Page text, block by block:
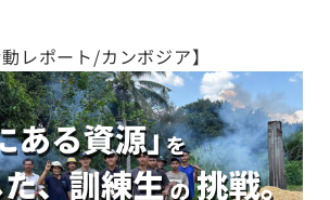
レポート/カンボジア】